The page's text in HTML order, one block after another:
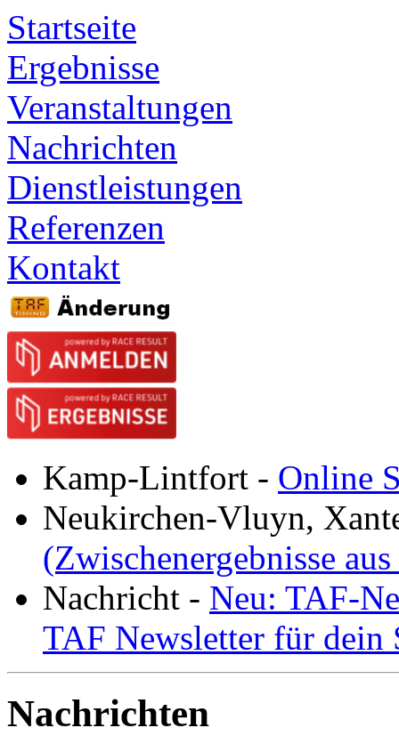
Startseite
Ergebnisse
Veranstaltungen
Nachrichten
Dienstleistungen
Referenzen
Kontakt
Kamp-Lintfort - Online
Neukirchen-Vluyn,
(Zwischenergebnisse
Nachricht - Neu: TAF-
TAF Newsletter für dein
Nachrichten